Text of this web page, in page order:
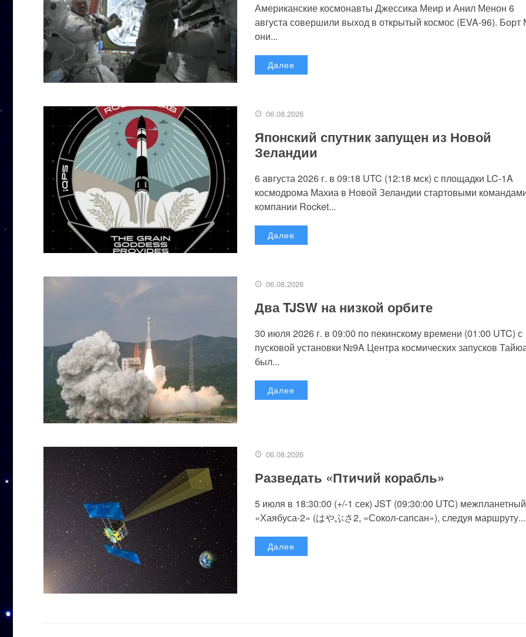
Американские космонавты Джессика Меир и Анил Менон 6
августа совершили выход в открытый космос (EVA-96).
они...
Далее
06.08.2026
Японский спутник запущен из Новой
Зеландии
6 августа 2026 г. в 09:18 UTC (12:18 мск) с площадки LC-1A
космодрома Махиа в Новой Зеландии стартовыми
компании Rocket...
Далее
06.08.2026
Два TJSW на низкой орбите
30 июля 2026 г. в 09:00 по пекинскому времени (01:00 UTC) с
пусковой установки №9A Центра космических запусков
был...
Далее
06.08.2026
Разведать «Птичий корабль»
5 июля в 18:30:00 (+/-1 сек) JST (09:30:00 UTC)
«Хаябуса-2» (はやぶさ2, «Сокол-сапсан»), следуя маршруту...
Далее